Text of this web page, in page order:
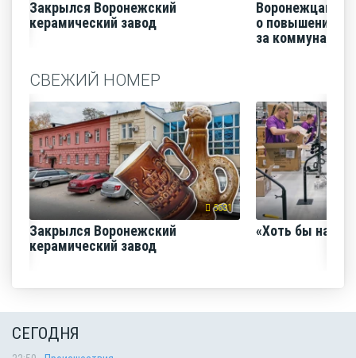
Закрылся Воронежский
керамический завод
Воронежцам
о повышении
за
СВЕЖИЙ НОМЕР
5631
Закрылся Воронежский
керамический завод
«Хоть бы наш
СЕГОДНЯ